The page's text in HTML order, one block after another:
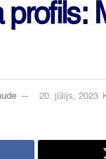
20. jūlijs, 2023